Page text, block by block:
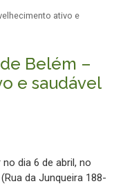
ativo e
Belém –
e saudável
dia 6 de abril, no
da Junqueira 188-